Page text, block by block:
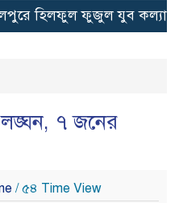
হিলফুল ফুজুল যুব কল্যাণ
৭ জনের
/ ৫৪ Time View